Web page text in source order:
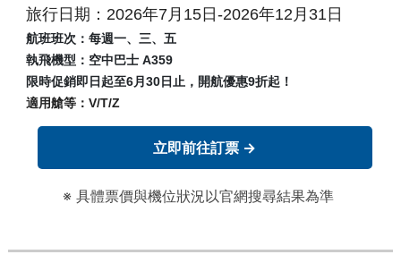
旅行日期：2026年7月15日-2026年12月31日
航班班次：每週一、三、五
執飛機型：空中巴士 A359
限時促銷即日起至6月30日止，開航優惠9折起！
適用艙等：V/T/Z
立即前往訂票 →
※ 具體票價與機位狀況以官網搜尋結果為準